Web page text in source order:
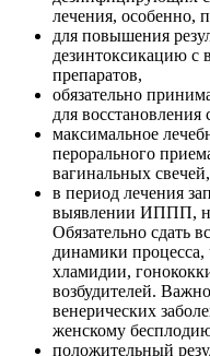
лечения, особенно,
для повышения
дезинтоксикацию с
препаратов,
обязательно
для
максимальное
перорального
вагинальных свечей,
в период лечения
выявлении ИППП,
Обязательно сдать
динамики
хламидии,
возбудителей.
венерических
женскому
положительный